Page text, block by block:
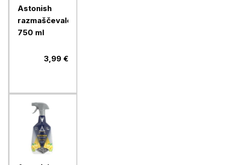
Astonish
razmaščevalec,
750 ml
3,99 €